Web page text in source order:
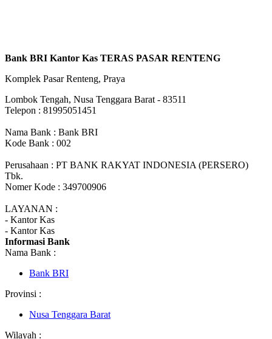
Bank BRI Kantor Kas TERAS PASAR RENTENG
Komplek Pasar Renteng, Praya
Lombok Tengah, Nusa Tenggara Barat - 83511
Telepon : 81995051451
Nama Bank : Bank BRI
Kode Bank : 002
Perusahaan : PT BANK RAKYAT INDONESIA (PERSERO)
Tbk.
Nomer Kode : 349700906
LAYANAN :
- Kantor Kas
- Kantor Kas
Informasi Bank
Nama Bank :
Bank BRI
Provinsi :
Nusa Tenggara Barat
Wilayah :